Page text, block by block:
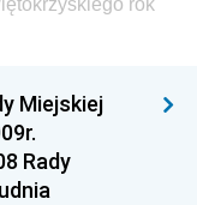
Szkolnictwa
Miar
i Rozwoju Wsi
Narodowej i
rok
Miejskiej
Rady